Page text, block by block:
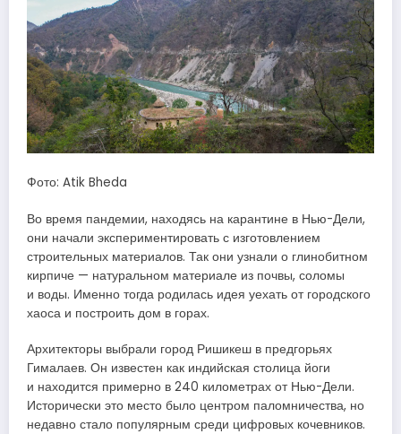
Фото: Atik Bheda
Во время пандемии, находясь на карантине в Нью-Дели,
они начали экспериментировать с изготовлением
строительных материалов. Так они узнали о глинобитном
кирпиче — натуральном материале из почвы, соломы
и воды. Именно тогда родилась идея уехать от городского
хаоса и построить дом в горах.
Архитекторы выбрали город Ришикеш в предгорьях
Гималаев. Он известен как индийская столица йоги
и находится примерно в 240 километрах от Нью-Дели.
Исторически это место было центром паломничества, но
недавно стало популярным среди цифровых кочевников.